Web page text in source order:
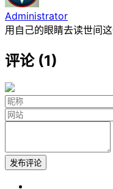
Administrator
用自己的眼睛去读世间这
评论 (1)
发布评论